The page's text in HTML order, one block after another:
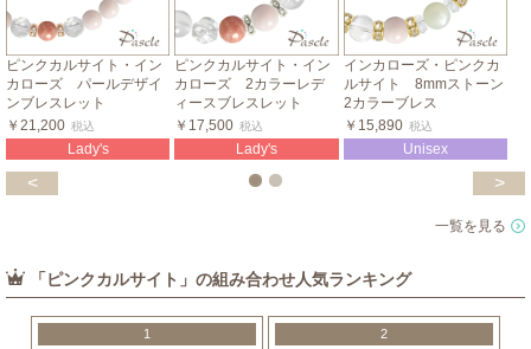
ピンクカルサイト・イン
カローズ パールデザイ
ンブレスレット
￥21,200 税込
Lady's
ピンクカルサイト・イン
カローズ 2カラーレデ
ィースブレスレット
￥17,500 税込
Lady's
インカローズ・ピンクカ
ルサイト 8mmストーン
2カラーブレス
￥15,890 税込
Unisex
< >
一覧を見る
「ピンクカルサイト」の組み合わせ人気ランキング
1 2